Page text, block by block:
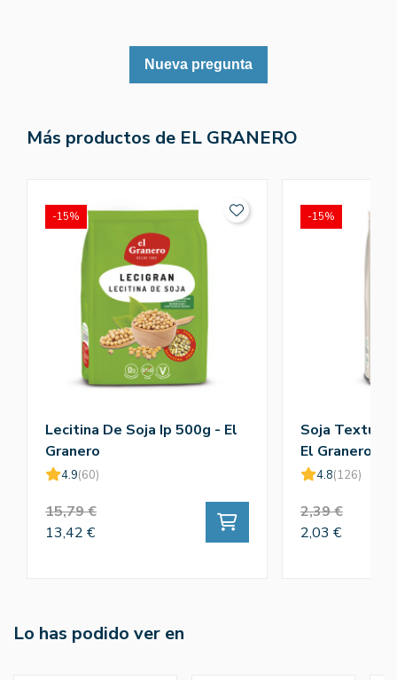
Nueva pregunta
Más productos de EL GRANERO
Lecitina De Soja Ip 500g - El
Granero
4.9(60)
15,79 €
13,42 €
-15%
Soja
El Granero
4.8(126)
2,39 €
2,03 €
-15%
Lo has podido ver en